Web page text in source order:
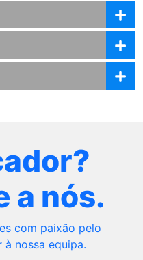
a nós.
com paixão pelo
à nossa equipa.